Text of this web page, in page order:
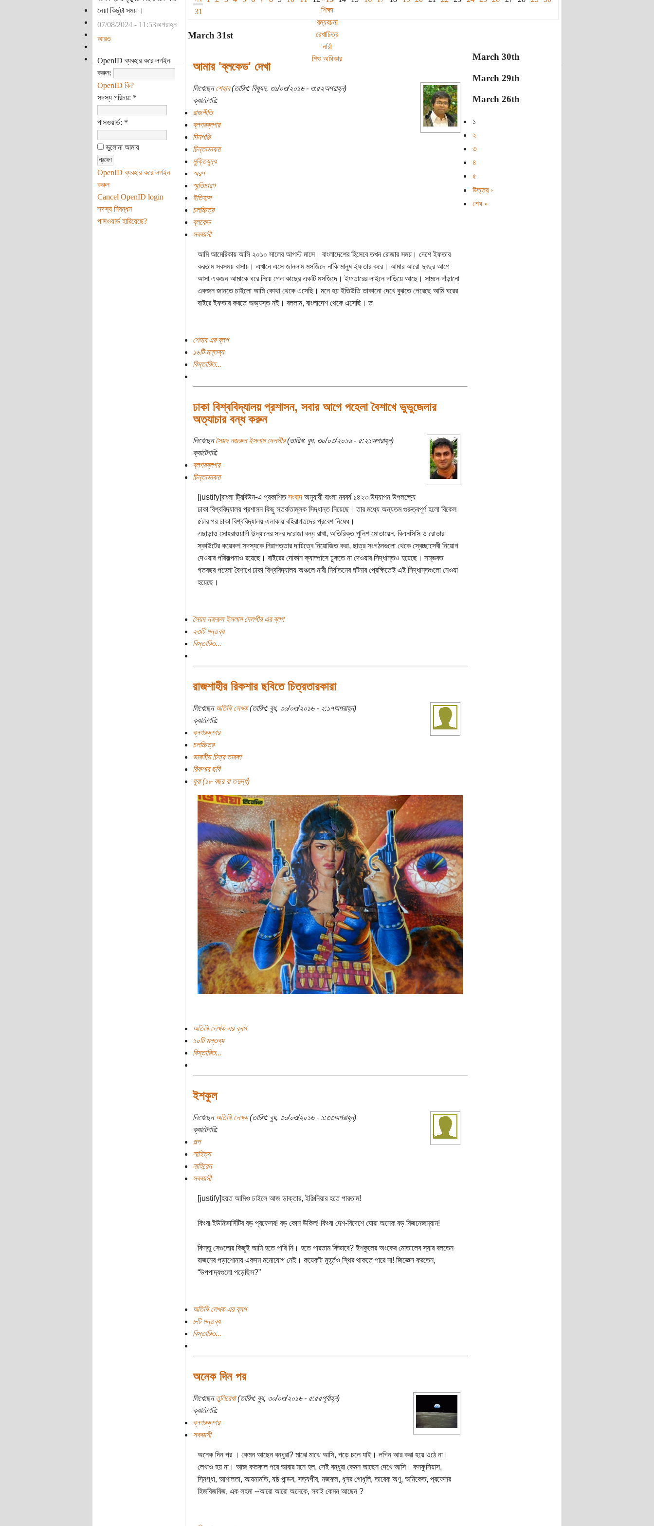
শিক্ষা
রম্যরচনা
রেখাচিত্র
নারী
শিশু অধিকার
নেয়া কিছুটা সময় ।
07/08/2024 - 11:53অপরাহ্ন
আরও
OpenID ব্যবহার করে লগইন
করুন:
OpenID কি?
সদস্য পরিচয়: *
পাসওয়ার্ড: *
ভুলোনা আমায়
OpenID ব্যবহার করে লগইন
করুন
Cancel OpenID login
সদস্য নিবন্ধন
পাসওয়ার্ড হারিয়েছে?
31
March 31st
আমার 'ব্লকেড' দেখা
লিখেছেনশেহাব(তারিখ: বিষ্যুদ, ৩১/০৩/২০১৬ - ৩:৫২অপরাহ্ন)
ক্যাটেগরি:
রাজনীতি
ব্লগরব্লগর
দিনপঞ্জি
চিন্তাভাবনা
মুক্তিযুদ্ধ
স্মরণ
স্মৃতিচারণ
ইতিহাস
চলচ্চিত্র
ব্লকেড
সববয়সী
আমি আমেরিকায় আসি ২০১০ সালের আগস্ট মাসে। বাংলাদেশের হিসেবে তখন রোজার সময়। দেশে ইফতার
করতাম সবসময় বাসায়। এখানে এসে জানলাম মসজিদে নাকি মানুষ ইফতার করে। আমার আরো দুবছর আগে
আসা একজন আমাকে ধরে নিয়ে গেল কাছের একটি মসজিদে। ইফতারের লাইনে দাড়িয়ে আছে। সামনে দাঁড়ানো
একজন জানতে চাইলো আমি কোথা থেকে এসেছি। মনে হয় ইতিউতি তাকানো দেখে বুঝতে পেরেছে আমি ঘরের
বাইরে ইফতার করতে অভ্যস্ত নই। বললাম, বাংলাদেশ থেকে এসেছি। ত
শেহাব এর ব্লগ
১৬টি মন্তব্য
বিস্তারিত...
March 30th
ঢাকা বিশ্ববিদ্যালয় প্রশাসন, সবার আগে পহেলা বৈশাখে ভুভুজেলার
অত্যাচার বন্ধ করুন
লিখেছেনসৈয়দ নজরুল ইসলাম দেলগীর(তারিখ: বুধ, ৩০/০৩/২০১৬ - ৫:২১অপরাহ্ন)
ক্যাটেগরি:
ব্লগরব্লগর
চিন্তাভাবনা
[justify]বাংলা ট্রিবিউন-এ প্রকাশিতসংবাদঅনুযায়ী বাংলা নববর্ষ ১৪২৩ উদযাপন উপলক্ষ্যে
ঢাকা বিশ্ববিদ্যালয় প্রশাসন কিছু সতর্কতামূলক সিদ্ধান্ত নিয়েছে। তার মধ্যে অন্যতম গুরুত্বপূর্ণ হলো বিকেল
৫টার পর ঢাকা বিশ্ববিদ্যালয় এলাকায় বহিরাগতদের প্রবেশ নিষেধ।
এছাড়াও সোহরাওয়ার্দী উদ্যানের সদর দরোজা বন্ধ রাখা, অতিরিক্ত পুলিশ মোতায়েন, বিএনসিসি ও রোভার
স্কাউটের কয়েকশ সদস্যকে নিরাপত্তার দায়িত্বে নিয়োজিত করা, ছাত্র সংগঠনগুলো থেকে স্বেচ্ছাসেবী নিয়োগ
দেওয়ার পরিকল্পনাও রয়েছে। বাইরের দোকান ক্যাম্পাসে ঢুকতে না দেওয়ার সিদ্ধান্তও হয়েছে। সম্ভবত
গতবছর পহেলা বৈশাখে ঢাকা বিশ্ববিদ্যালয় অঞ্চলে নারী নির্যাতনের ঘটনার প্রেক্ষিতেই এই সিদ্ধান্তগুলো নেওয়া
হয়েছে।
সৈয়দ নজরুল ইসলাম দেলগীর এর ব্লগ
২৩টি মন্তব্য
বিস্তারিত...
রাজশাহীর রিকশার ছবিতে চিত্রতারকারা
লিখেছেনঅতিথি লেখক(তারিখ: বুধ, ৩০/০৩/২০১৬ - ২:১৭অপরাহ্ন)
ক্যাটেগরি:
ব্লগরব্লগর
চলচ্চিত্র
ভারতীয় চিত্র তারকা
রিকশার ছবি
যুবা (১৮ বছর বা তদুর্দ্ধ)
অতিথি লেখক এর ব্লগ
১০টি মন্তব্য
বিস্তারিত...
ইশকুল
লিখেছেনঅতিথি লেখক(তারিখ: বুধ, ৩০/০৩/২০১৬ - ১:৩৩অপরাহ্ন)
ক্যাটেগরি:
গল্প
সাহিত্য
নাহিয়েন
সববয়সী
[justify]হয়ত আমিও চাইলে আজ ডাক্তার, ইঞ্জিনিয়ার হতে পারতাম!
কিংবা ইউনিভার্সিটির বড় প্রফেসর! বড় কোন উকিল! কিংবা দেশ-বিদেশে ঘোরা অনেক বড় বিজনেজম্যান!
কিন্তু সেগুলোর কিছুই আমি হতে পারি নি। হতে পারতাম কিভাবে? ইশকুলের অংকের মোতালেব স্যার বলতেন
রাজনের পড়াশোনায় একদম মনোযোগ নেই। কয়েকটা মুহূর্তও স্থির থাকতে পারে না! জিজ্ঞেস করতেন,
“উপপাদ্যগুলো পড়েছিস?”
অতিথি লেখক এর ব্লগ
৮টি মন্তব্য
বিস্তারিত...
অনেক দিন পর
লিখেছেনতুলিরেখা(তারিখ: বুধ, ৩০/০৩/২০১৬ - ৫:৫৫পূর্বাহ্ন)
ক্যাটেগরি:
ব্লগরব্লগর
সববয়সী
অনেক দিন পর । কেমন আছেন বন্ধুরা? মাঝে মাঝে আসি, পড়ে চলে যাই। লগিন আর করা হয়ে ওঠে না।
লেখাও হয় না। আজ কতকাল পরে আবার মনে হল, সেই বন্ধুরা কেমন আছেন দেখে আসি। কনফুসিয়াস,
স্নিগ্ধা, আশালতা, আয়নামতি, ষষ্ঠ পান্ডব, সত্যপীর, নজরুল, ধূসর গোধূলি, তারেক অণু, অনিকেত, প্রফেসর
হিজবিজবিজ, এক লহমা --আরো আরো অনেকে, সবাই কেমন আছেন ?
March 29th
March 26th
১
২
৩
৪
৫
উত্তর ›
শেষ »